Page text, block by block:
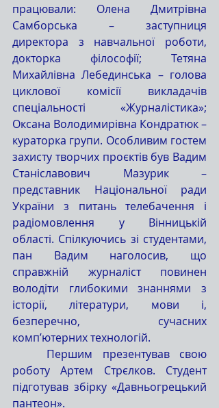
працювали: Олена Дмитрівна
Самборська – заступниця
директора з навчальної роботи,
докторка філософії; Тетяна
Михайлівна Лебединська – голова
циклової комісії викладачів
спеціальності «Журналістика»;
Оксана Володимирівна Кондратюк –
кураторка групи. Особливим гостем
захисту творчих проєктів був Вадим
Станіславович Мазурик –
представник Національної ради
України з питань телебачення і
радіомовлення у Вінницькій
області. Спілкуючись зі студентами,
пан Вадим наголосив, що
справжній журналіст повинен
володіти глибокими знаннями з
історії, літератури, мови і,
безперечно, сучасних
комп’ютерних технологій.
роботу Артем Стрєлков. Студент
підготував збірку «Давньогрецький
пантеон».